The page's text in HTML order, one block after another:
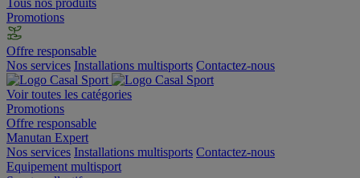
Promotions
Offre responsable
Nos services Installations multisports Contactez-nous
Voir toutes les catégories
Promotions
Offre responsable
Manutan Expert
Nos services Installations multisports Contactez-nous
Equipement multisport